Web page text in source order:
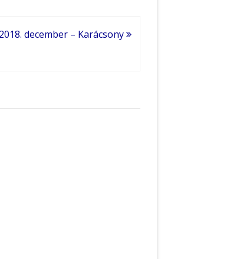
december – Karácsony